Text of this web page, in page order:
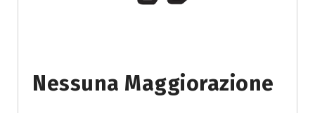
Nessuna Maggiorazione